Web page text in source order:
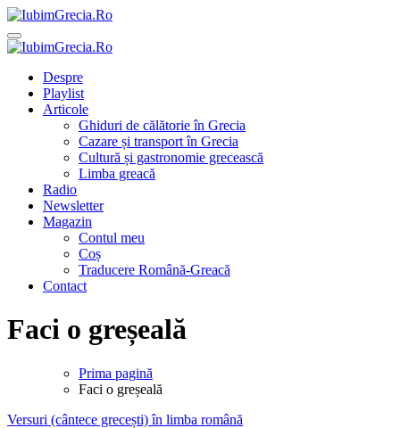
Sari
la
conținut
IubimGrecia.Ro
Ghiduri de călătorie, gastronomie și muzică grecească
Ghiduri de călătorie, gastronomie și muzică grecească
Despre
Playlist
Articole
Ghiduri de călătorie în Grecia
Cazare și transport în Grecia
Cultură și gastronomie grecească
Limba greacă
Radio
Newsletter
Magazin
Contul meu
Coș
Traducere Română-Greacă
Contact
Faci o greșeală
Prima pagină
Faci o greșeală
Versuri (cântece grecești) în limba română